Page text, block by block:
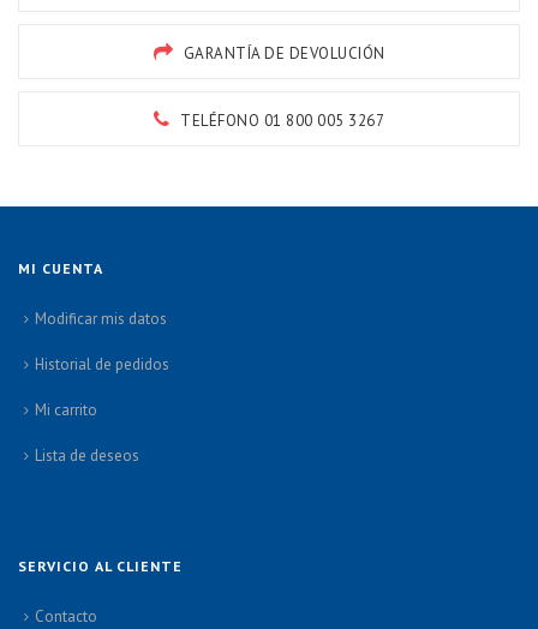
GARANTÍA DE DEVOLUCIÓN
TELÉFONO 01 800 005 3267
MI CUENTA
Modificar mis datos
Historial de pedidos
Mi carrito
Lista de deseos
SERVICIO AL CLIENTE
Contacto